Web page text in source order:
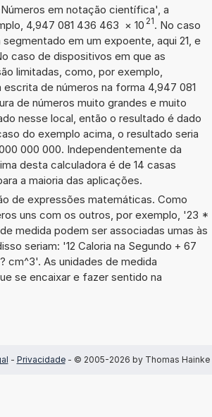
em notação científica', a
4,947 081 436 463 × 10 21. No caso
em um expoente, aqui 21, e
caso de dispositivos em que as
limitadas, como, por exemplo,
de números na forma 4,947 081
de números muito grandes e muito
nesse local, então o resultado é dado
do exemplo acima, o resultado seria
000 000. Independentemente da
desta calculadora é de 14 casas
a maioria das aplicações.
de expressões matemáticas. Como
uns com os outros, por exemplo, '23 *
medida podem ser associadas umas às
seriam: '12 Caloria na Segundo + 67
cm^3'. As unidades de medida
se encaixar e fazer sentido na
- Privacidade- © 2005-2026 by Thomas Hainke